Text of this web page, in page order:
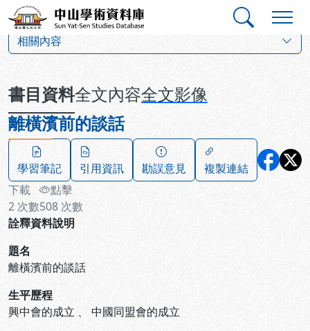
跳到主要內容
中山學術資料庫
相關內容
書目資料全文內容全文影像
離橫濱前的談話
學習筆記 引用資訊 勘誤意見
複製連結
下載
2 次數
點擊
508 次數
詮釋資料說明
題名
離橫濱前的談話
生平歷程
興中會的成立 、 中國同盟會的成立